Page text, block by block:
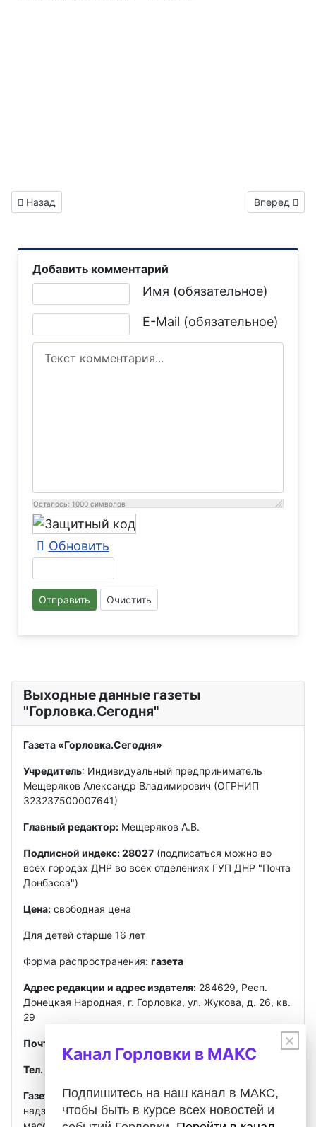
Предыдущий: Газета "Горловка.Сегодня" выпуск №293
Назад Следующий:
Вперед
Добавить комментарий
Имя (обязательное)
E-Mail (обязательное)
Текст комментария
Осталось: 1000 символов
Обновить
Отправить Очистить
Выходные данные газеты
"Горловка.Сегодня"
Газета «Горловка.Сегодня»
Учредитель: Индивидуальный предприниматель
Мещеряков Александр Владимирович (ОГРНИП
323237500007641)
Главный редактор: Мещеряков А.В.
Подписной индекс: 28027 (подписаться можно во
всех городах ДНР во всех отделениях ГУП ДНР "Почта
Донбасса")
Цена: свободная цена
Для детей старше 16 лет
Форма распространения: газета
Адрес редакции и адрес издателя: 284629, Респ.
Донецкая Народная, г. Горловка, ул. Жукова, д. 26, кв.
29
Почта
Тел. ред.:
Газета зарегистрированаФедеральной службой по
надзору в сфере связи, информационных технологий и
×
Канал Горловки в МАКС
Подпишитесь на наш канал в МАКС,
чтобы быть в курсе всех новостей и